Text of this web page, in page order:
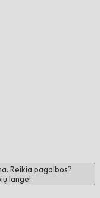
Reikia pagalbos?
lange!